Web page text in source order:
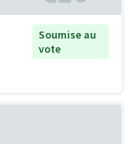
Soumise au
vote